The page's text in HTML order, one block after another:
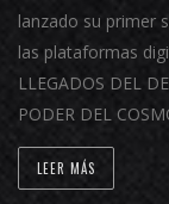
lanzado su primer
las plataformas
LLEGADOS DEL
PODER DEL
LEER MÁS